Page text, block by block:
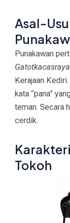
Asal-
Punakawan
Gatotkacasraya
Kerajaan
kata “pana”
teman. Secara
cerdik.
Tokoh